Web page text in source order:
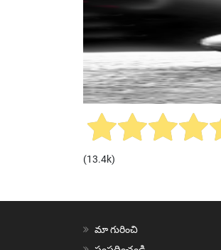
(13.4k)
మా గురించి